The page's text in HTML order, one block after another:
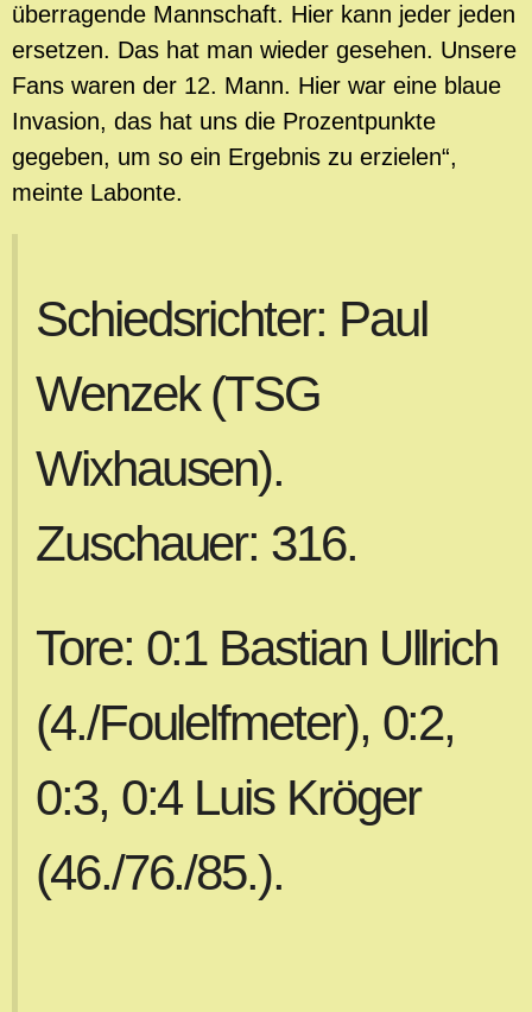
überragende Mannschaft. Hier kann jeder jeden
ersetzen. Das hat man wieder gesehen. Unsere
Fans waren der 12. Mann. Hier war eine blaue
Invasion, das hat uns die Prozentpunkte
gegeben, um so ein Ergebnis zu erzielen“,
meinte Labonte.
Schiedsrichter: Paul
Wenzek (TSG
Wixhausen).
Zuschauer: 316.
Tore: 0:1 Bastian Ullrich
(4./Foulelfmeter), 0:2,
0:3, 0:4 Luis Kröger
(46./76./85.).